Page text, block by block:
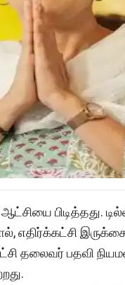
பிடித்தது.
எதிர்க்கட்சி
தலைவர் பதவி